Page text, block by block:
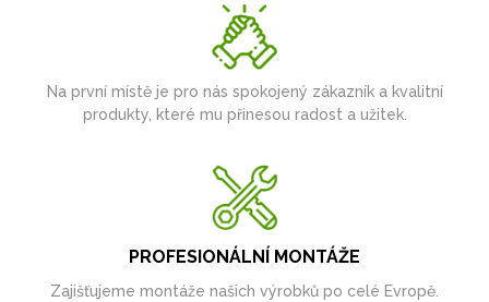
Na první místě je pro nás spokojený zákazník a kvalitní
produkty, které mu přinesou radost a užitek.
PROFESIONÁLNÍ MONTÁŽE
Zajišťujeme montáže našich výrobků po celé Evropě.